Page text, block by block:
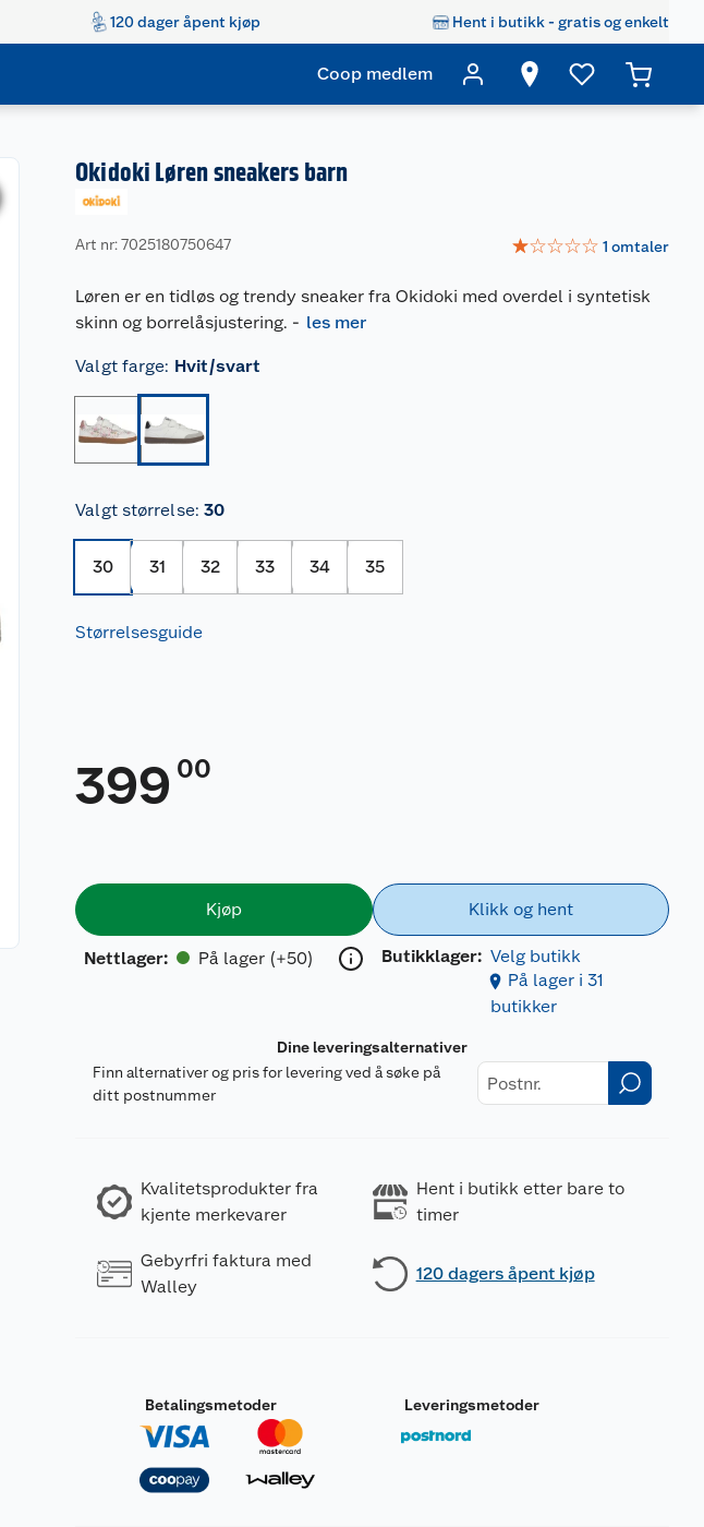
120 dager åpent kjøp Hent i butikk - gratis og enkelt
Coop medlem
Okidoki Løren sneakers barn
Art nr: 7025180750647 ☆☆☆☆☆ 1 omtaler
Løren er en tidløs og trendy sneaker fra Okidoki med overdel i syntetisk
skinn og borrelåsjustering. - les mer
Valgt farge: Hvit/svart
Valgt størrelse: 30
30 31 32 33 34 35
Størrelsesguide
399 00
Kjøp
Nettlager: På lager (+50)
Klikk og hent
Butikklager: Velg butikk
På lager i 31
butikker
Dine leveringsalternativer
Finn alternativer og pris for levering ved å søke på
ditt postnummer
Kvalitetsprodukter fra
kjente merkevarer
Hent i butikk etter bare to
timer
Gebyrfri faktura med
Walley
120 dagers åpent kjøp
Betalingsmetoder Leveringsmetoder